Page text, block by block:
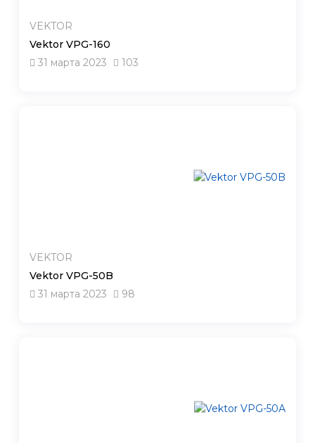
VEKTOR
Vektor VPG-160
31 марта 2023
103
VEKTOR
Vektor VPG-50B
31 марта 2023
98